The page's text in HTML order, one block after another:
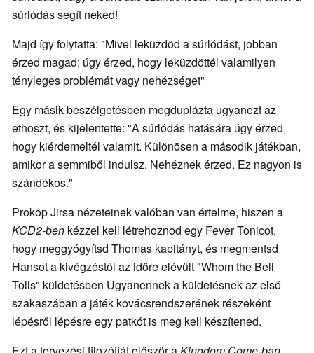
súrlódás segít neked!
Majd így folytatta: "Mivel leküzdöd a súrlódást, jobban
érzed magad; úgy érzed, hogy leküzdöttél valamilyen
tényleges problémát vagy nehézséget"
Egy másik beszélgetésben megduplázta ugyanezt az
ethoszt, és kijelentette: "A súrlódás hatására úgy érzed,
hogy kiérdemeltél valamit. Különösen a második játékban,
amikor a semmiből indulsz. Nehéznek érzed. Ez nagyon is
szándékos."
Prokop Jirsa nézeteinek valóban van értelme, hiszen a
KCD2-ben kézzel kell létrehoznod egy Fever Tonicot,
hogy meggyógyítsd Thomas kapitányt, és megmentsd
Hansot a kivégzéstől az időre elévült "Whom the Bell
Tolls" küldetésben Ugyanennek a küldetésnek az első
szakaszában a játék kovácsrendszerének részeként
lépésről lépésre egy patkót is meg kell készítened.